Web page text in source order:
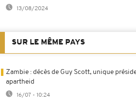
13/08/2024
SUR LE MÊME PAYS
Zambie : décès de Guy Scott, unique
apartheid
16/07 - 10:24